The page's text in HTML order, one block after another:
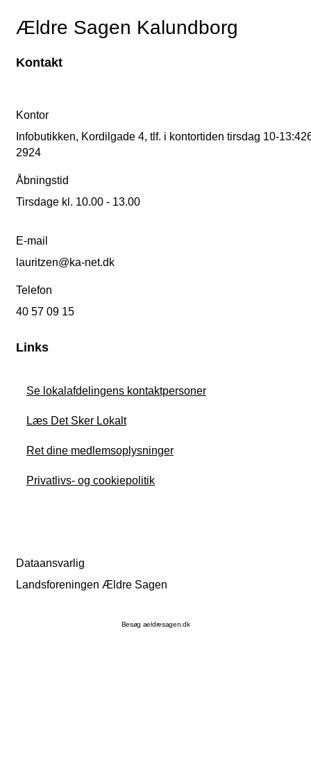
Ældre Sagen Kalundborg
Kontakt
Kontor
Infobutikken, Kordilgade 4, tlf. i kontortiden tirsdag 10-
2924
Åbningstid
Tirsdage kl. 10.00 - 13.00
E-mail
lauritzen@ka-net.dk
Telefon
40 57 09 15
Links
Se lokalafdelingens kontaktpersoner
Læs Det Sker Lokalt
Ret dine medlemsoplysninger
Privatlivs- og cookiepolitik
Dataansvarlig
Landsforeningen Ældre Sagen
Besøg aeldresagen.dk